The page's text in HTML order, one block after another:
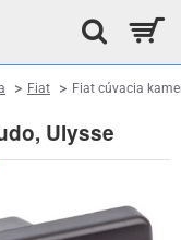
Ulysse
Fiat Fiat cúvacia